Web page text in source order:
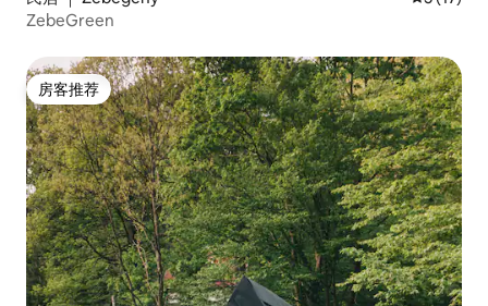
ZebeGreen
房客推荐
房客推荐